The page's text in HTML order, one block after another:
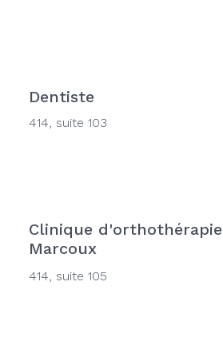
Dentiste
414, suite 103
Clinique d'orthothérapie
Marcoux
414, suite 105